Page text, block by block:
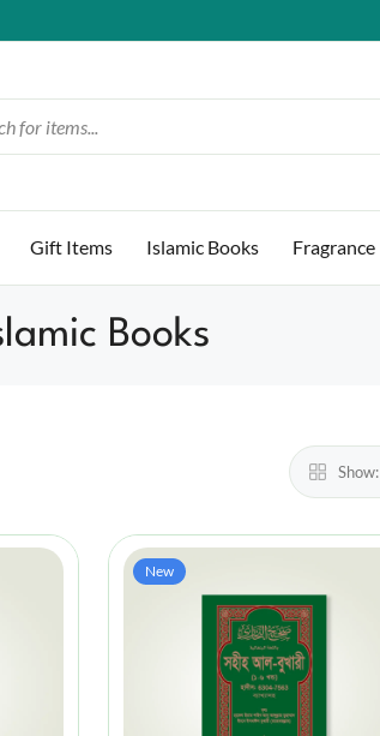
Gift Items Islamic Books Fragrance
Books
Show:
New